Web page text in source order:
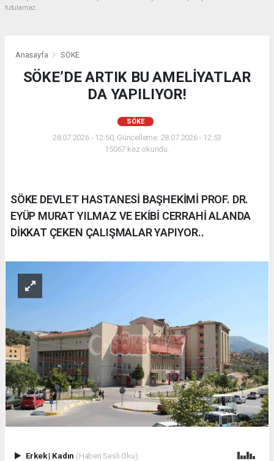
tutulamaz.
Anasayfa SÖKE
SÖKE’DE ARTIK BU AMELİYATLAR
DA YAPILIYOR!
SÖKE
28.07.2026 - 12:50, Güncelleme: 28.07.2026 - 12:53
15067 kez okundu.
SÖKE DEVLET HASTANESİ BAŞHEKİMİ PROF. DR.
EYÜP MURAT YILMAZ VE EKİBİ CERRAHİ ALANDA
DİKKAT ÇEKEN ÇALIŞMALAR YAPIYOR..
Erkek| Kadın (Haberi Sesli Oku)